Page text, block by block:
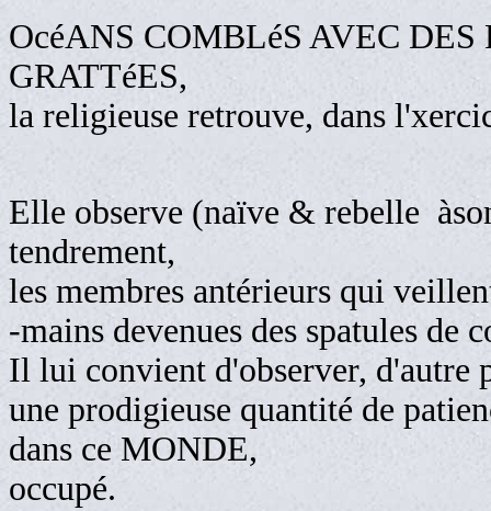
OcéANS COMBLéS AVEC
GRATTéES,
la religieuse retrouve, dans
Elle observe (naïve & rebelle
tendrement,
les membres antérieurs qui
-mains devenues des spatules de
Il lui convient d'observer, d'autre
une prodigieuse quantité de
dans ce MONDE,
occupé.